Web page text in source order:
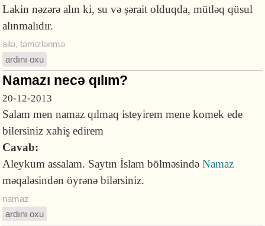
Lakin nəzərə alın ki, su və şərait olduqda, mütləq qüsul
alınmalıdır.
ailə,təmizlənmə
ardını oxu
Namazı necə qılım?
20-12-2013
Salam men namaz qılmaq isteyirem mene komek ede
bilersiniz xahiş edirem
Cavab:
Aleykum assalam. Saytın İslam bölməsindəNamaz
məqaləsindən öyrənə bilərsiniz.
namaz
ardını oxu